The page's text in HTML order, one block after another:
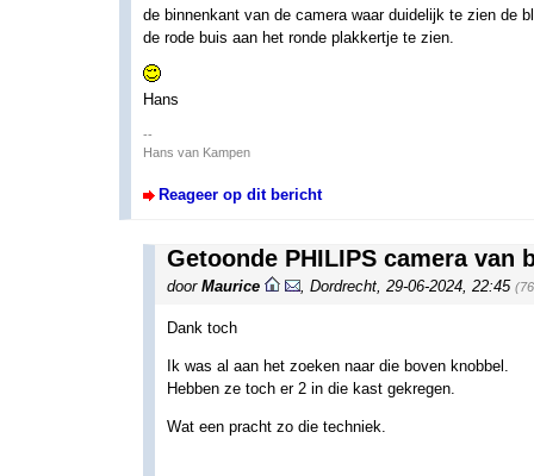
de binnenkant van de camera waar duidelijk te zien de
de rode buis aan het ronde plakkertje te zien.
Hans
--
Hans van Kampen
Reageer op dit bericht
Getoonde PHILIPS camera van
door Maurice Dordrecht 29-06-2024, 22:45
Dank toch
Ik was al aan het zoeken naar die boven knobbel.
Hebben ze toch er 2 in die kast gekregen.
Wat een pracht zo die techniek.